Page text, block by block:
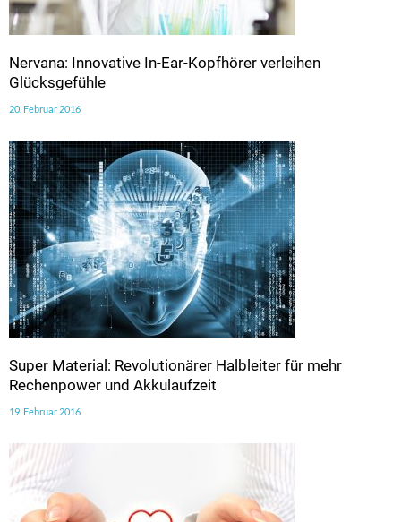
Nervana: Innovative In-Ear-Kopfhörer verleihen
Glücksgefühle
20. Februar 2016
Super Material: Revolutionärer Halbleiter für mehr
Rechenpower und Akkulaufzeit
19. Februar 2016